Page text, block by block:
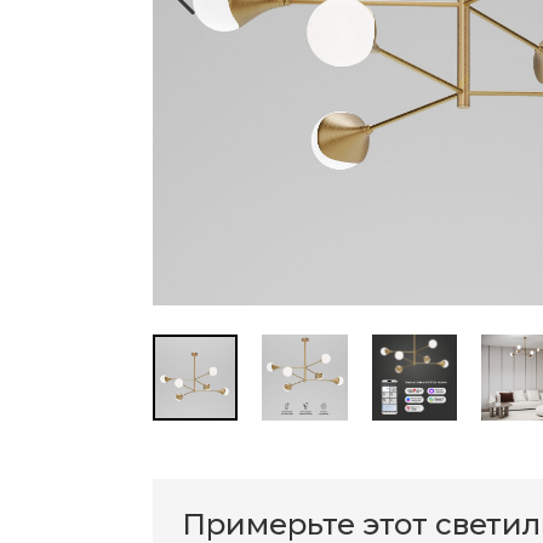
Примерьте этот